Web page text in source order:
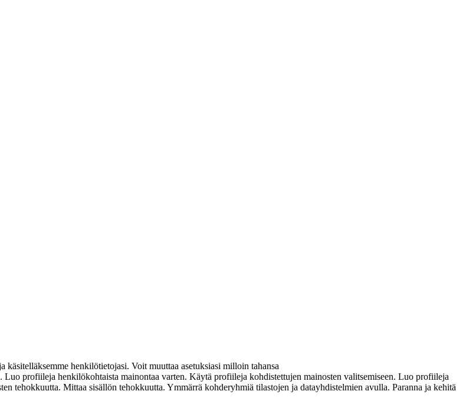
käsitelläksemme henkilötietojasi. Voit muuttaa asetuksiasi milloin tahansa
profiileja henkilökohtaista mainontaa varten. Käytä profiileja kohdistettujen mainosten valitsemiseen. Luo profiileja
tehokkuutta. Mittaa sisällön tehokkuutta. Ymmärrä kohderyhmiä tilastojen ja datayhdistelmien avulla. Paranna ja kehitä